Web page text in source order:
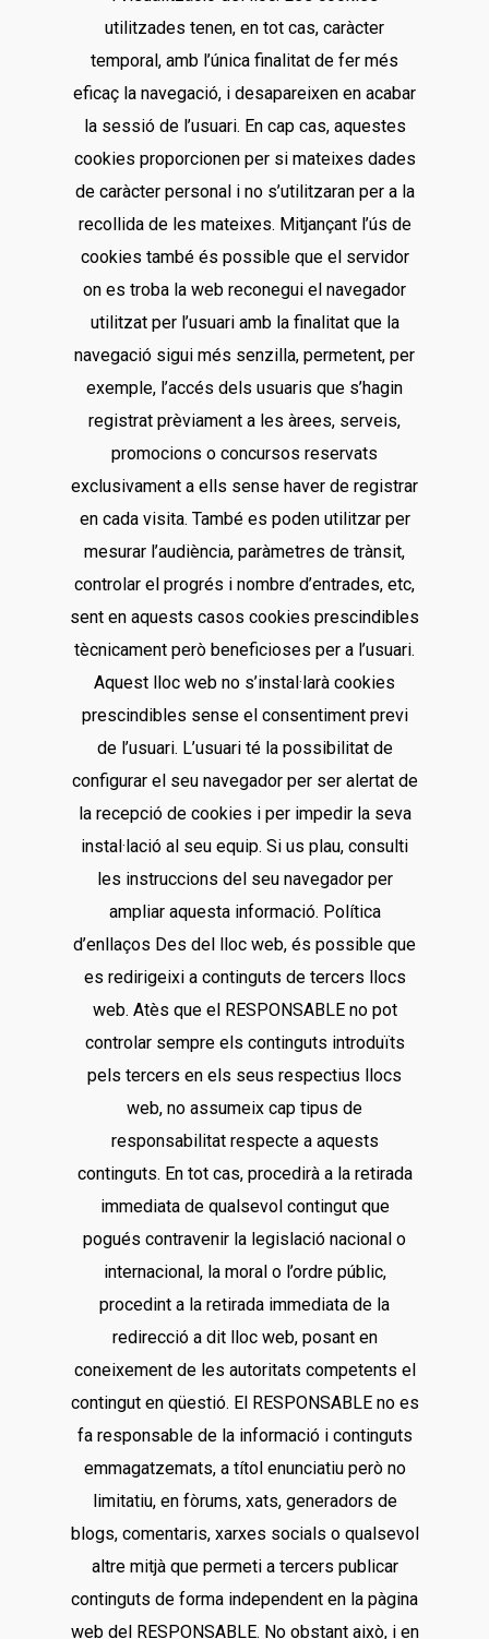
utilitzades tenen, en tot cas, caràcter
temporal, amb l’única finalitat de fer més
eficaç la navegació, i desapareixen en acabar
la sessió de l’usuari. En cap cas, aquestes
cookies proporcionen per si mateixes dades
de caràcter personal i no s’utilitzaran per a la
recollida de les mateixes. Mitjançant l’ús de
cookies també és possible que el servidor
on es troba la web reconegui el navegador
utilitzat per l’usuari amb la finalitat que la
navegació sigui més senzilla, permetent, per
exemple, l’accés dels usuaris que s’hagin
registrat prèviament a les àrees, serveis,
promocions o concursos reservats
exclusivament a ells sense haver de registrar
en cada visita. També es poden utilitzar per
mesurar l’audiència, paràmetres de trànsit,
controlar el progrés i nombre d’entrades, etc,
sent en aquests casos cookies prescindibles
tècnicament però beneficioses per a l’usuari.
Aquest lloc web no s’instal·larà cookies
prescindibles sense el consentiment previ
de l’usuari. L’usuari té la possibilitat de
configurar el seu navegador per ser alertat de
la recepció de cookies i per impedir la seva
instal·lació al seu equip. Si us plau, consulti
les instruccions del seu navegador per
ampliar aquesta informació. Política
d’enllaços Des del lloc web, és possible que
es redirigeixi a continguts de tercers llocs
web. Atès que el RESPONSABLE no pot
controlar sempre els continguts introduïts
pels tercers en els seus respectius llocs
web, no assumeix cap tipus de
responsabilitat respecte a aquests
continguts. En tot cas, procedirà a la retirada
immediata de qualsevol contingut que
pogués contravenir la legislació nacional o
internacional, la moral o l’ordre públic,
procedint a la retirada immediata de la
redirecció a dit lloc web, posant en
coneixement de les autoritats competents el
contingut en qüestió. El RESPONSABLE no es
fa responsable de la informació i continguts
emmagatzemats, a títol enunciatiu però no
limitatiu, en fòrums, xats, generadors de
blogs, comentaris, xarxes socials o qualsevol
altre mitjà que permeti a tercers publicar
continguts de forma independent en la pàgina
web del RESPONSABLE. No obstant això, i en